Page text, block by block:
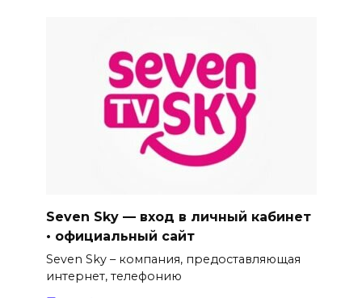
Seven Sky — вход в личный кабинет
• официальный сайт
Seven Sky – компания, предоставляющая
интернет, телефонию